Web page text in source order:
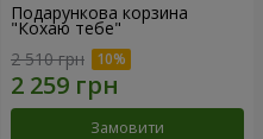
Подарункова корзина
"Кохаю тебе"
2 510 грн
Замовити